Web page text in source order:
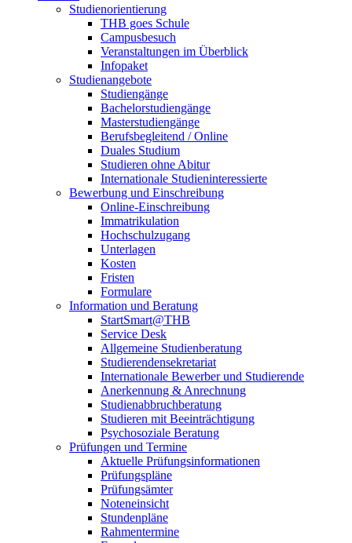
Studienorientierung
THB goes Schule
Campusbesuch
Veranstaltungen im Überblick
Infopaket
Studienangebote
Studiengänge
Bachelorstudiengänge
Masterstudiengänge
Berufsbegleitend / Online
Duales Studium
Studieren ohne Abitur
Internationale Studieninteressierte
Bewerbung und Einschreibung
Online-Einschreibung
Immatrikulation
Hochschulzugang
Unterlagen
Kosten
Fristen
Formulare
Information und Beratung
StartSmart@THB
Service Desk
Allgemeine Studienberatung
Studierendensekretariat
Internationale Bewerber und Studierende
Anerkennung & Anrechnung
Studienabbruchberatung
Studieren mit Beeinträchtigung
Psychosoziale Beratung
Prüfungen und Termine
Aktuelle Prüfungsinformationen
Prüfungspläne
Prüfungsämter
Noteneinsicht
Stundenpläne
Rahmentermine